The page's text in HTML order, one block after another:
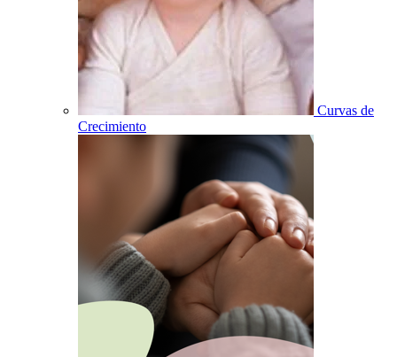
Curvas de
Crecimiento